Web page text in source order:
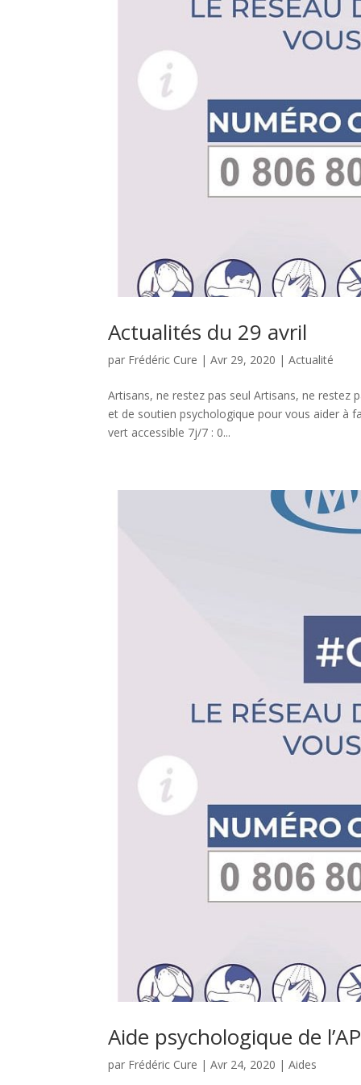
Actualités du 29 avril
par Frédéric Cure |Avr 29, 2020 |Actualité
Artisans, ne restez pas seul Artisans, ne restez
et de soutien psychologique pour vous aider à
vert accessible 7j/7 : 0...
Aide psychologique de
par Frédéric Cure |Avr 24, 2020 |Aides